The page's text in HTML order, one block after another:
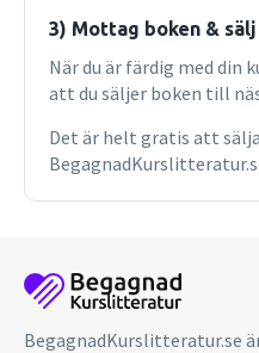
3) Mottag boken &
När du är färdig med din
att du säljer boken till
Det är helt gratis att
BegagnadKurslitteratur.se